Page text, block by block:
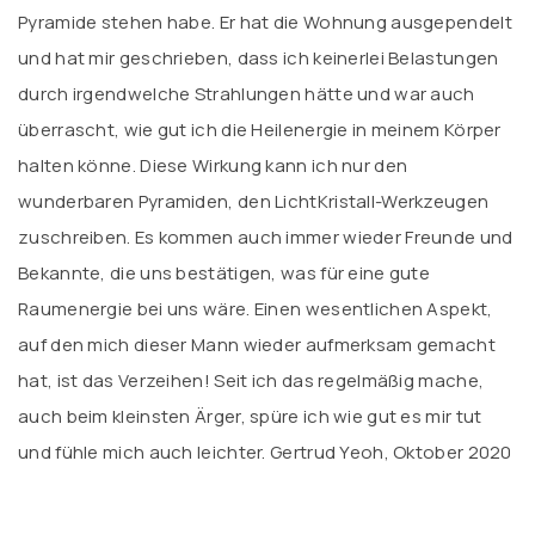
Pyramide stehen habe. Er hat die Wohnung ausgependelt
und hat mir geschrieben, dass ich keinerlei Belastungen
durch irgendwelche Strahlungen hätte und war auch
überrascht, wie gut ich die Heilenergie in meinem Körper
halten könne. Diese Wirkung kann ich nur den
wunderbaren Pyramiden, den LichtKristall-Werkzeugen
zuschreiben. Es kommen auch immer wieder Freunde und
Bekannte, die uns bestätigen, was für eine gute
Raumenergie bei uns wäre. Einen wesentlichen Aspekt,
auf den mich dieser Mann wieder aufmerksam gemacht
hat, ist das Verzeihen! Seit ich das regelmäßig mache,
auch beim kleinsten Ärger, spüre ich wie gut es mir tut
und fühle mich auch leichter. Gertrud Yeoh, Oktober 2020